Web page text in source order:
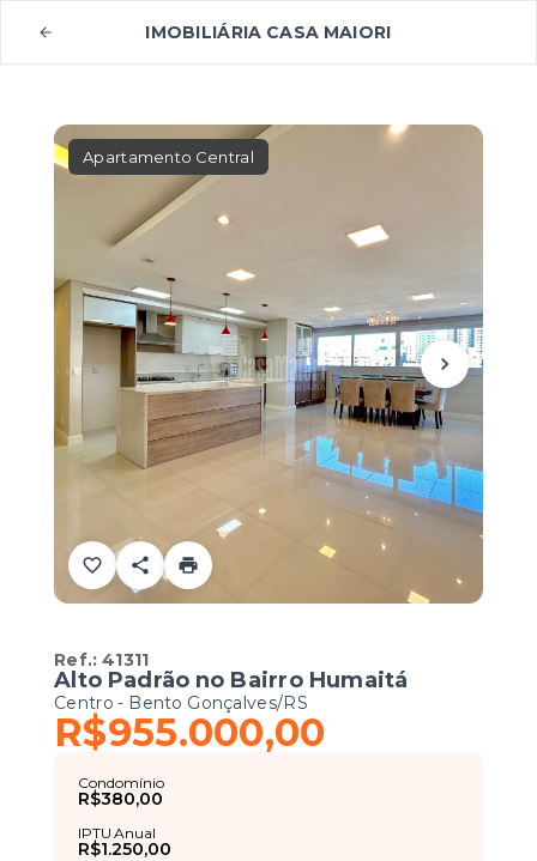
IMOBILIÁRIA CASA MAIORI
Apartamento Central
Ref.:41311
Alto Padrão no Bairro Humaitá
Centro - Bento Gonçalves/RS
R$955.000,00
Condomínio
R$380,00
IPTU Anual
R$1.250,00